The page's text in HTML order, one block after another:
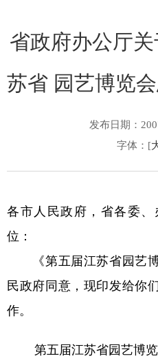
省政府办公厅
苏省 园艺博览
发布日期：
字体：[
各市人民政府，省各委
位：
《第五届江苏省园艺博
民政府同意，现印发给你
作。
第五届江苏省园艺博